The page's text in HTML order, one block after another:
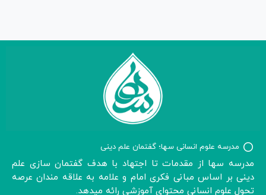
مدرسه علوم انسانی سها؛ گفتمان علم دینی
مدرسه سها از مقدمات تا اجتهاد با هدف گفتمان سازی علم
دینی بر اساس مبانی فکری امام و علامه به علاقه مندان عرصه
تحول علوم انسانی محتوای آموزشی رائه میدهد.